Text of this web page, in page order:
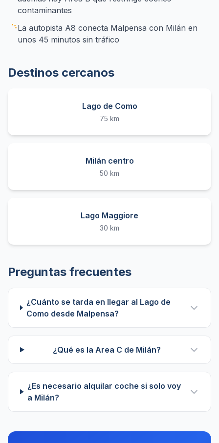
contaminantes
La autopista A8 conecta Malpensa con Milán en
unos 45 minutos sin tráfico
Destinos cercanos
Lago de Como
75 km
Milán centro
50 km
Lago Maggiore
30 km
Preguntas frecuentes
¿Cuánto se tarda en llegar al Lago de
Como desde Malpensa?
¿Qué es la Area C de Milán?
¿Es necesario alquilar coche si solo voy
a Milán?